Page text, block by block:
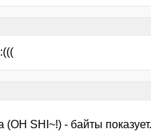
SHI~!) - байты показует.